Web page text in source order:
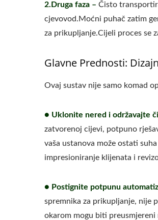
2.Druga faza – Čisto
cjevovod.Moćni puhač zatim
za prikupljanje.Cijeli proces se
Glavne Prednosti:
Ovaj sustav nije samo komad
● Uklonite nered i održavajte
zatvorenoj cijevi, potpuno
vaša ustanova može ostati
impresioniranje klijenata i
● Postignite potpunu
spremnika za prikupljanje, nije
okarom mogu biti preusmjereni